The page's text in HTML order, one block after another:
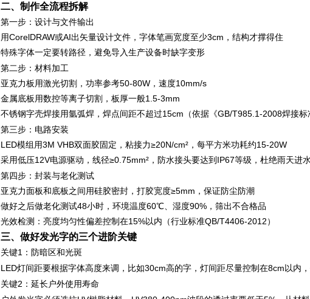
二、制作全流程拆解
‌第一步：设计与文件输出‌
用CorelDRAW或AI出矢量设计文件，字体笔画宽度至少3cm，结构才撑得住
特殊字体一定要转路径，避免导入生产设备时缺字变形
‌第二步：材料加工‌
亚克力板用激光切割，功率参考50-80W，速度10mm/s
金属底板用数控等离子切割，板厚一般1.5-3mm
不锈钢字壳焊接用氩弧焊，焊点间距不超过15cm（依据《GB/T985.1-2008焊接标
‌第三步：电路安装‌
LED模组用3M VHB双面胶固定，粘接力≥20N/cm²，每平方米功耗约15-20W
采用低压12V电源驱动，线径≥0.75mm²，防水接头要达到IP67等级，杜绝雨天进
‌第四步：封装与老化测试‌
亚克力面板和底板之间用硅胶密封，打胶宽度≥5mm，保证防尘防潮
做好之后做老化测试48小时，环境温度60℃、湿度90%，筛出不合格品
光效检测：亮度均匀性偏差控制在15%以内（行业标准QB/T4406-2012）
三、做好发光字的三个进阶关键
‌关键1：防暗区和光斑‌
LED灯间距要根据字体高度来调，比如30cm高的字，灯间距尽量控制在8cm以内
‌关键2：延长户外使用寿命‌